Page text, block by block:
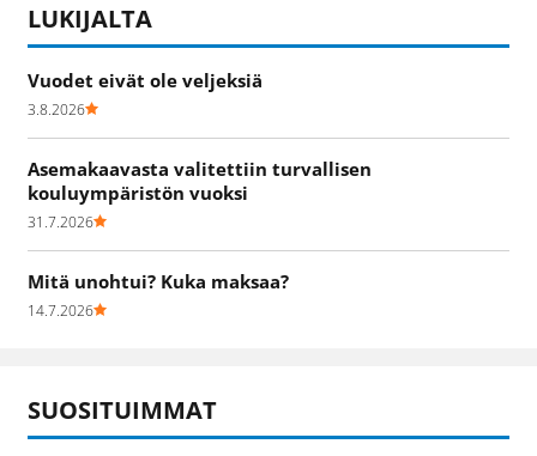
LUKIJALTA
Vuodet eivät ole veljeksiä
3.8.2026
Asemakaavasta valitettiin turvallisen
kouluympäristön vuoksi
31.7.2026
Mitä unohtui? Kuka maksaa?
14.7.2026
SUOSITUIMMAT